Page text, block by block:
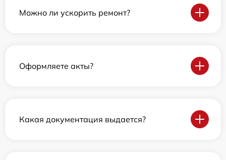
Можно ли ускорить ремонт?
Оформляете акты?
Какая документация выдается?